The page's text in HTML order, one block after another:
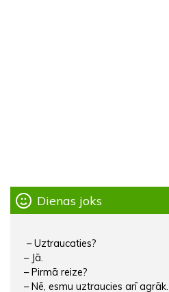
Dienas joks
– Uztraucaties?
– Jā.
– Pirmā reize?
– Nē, esmu uztraucies arī agrāk.